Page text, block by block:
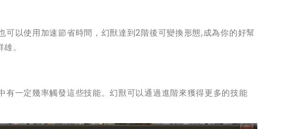
以使用加速節省時間，幻獸達到2階後可變換形態,成為你的好幫
。
一定幾率觸發這些技能。幻獸可以通過進階來獲得更多的技能